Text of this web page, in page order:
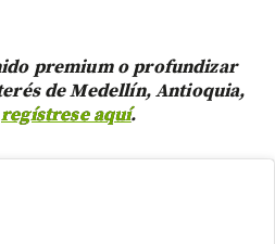
premium o profundizar
de Medellín, Antioquia,
regístrese aquí.